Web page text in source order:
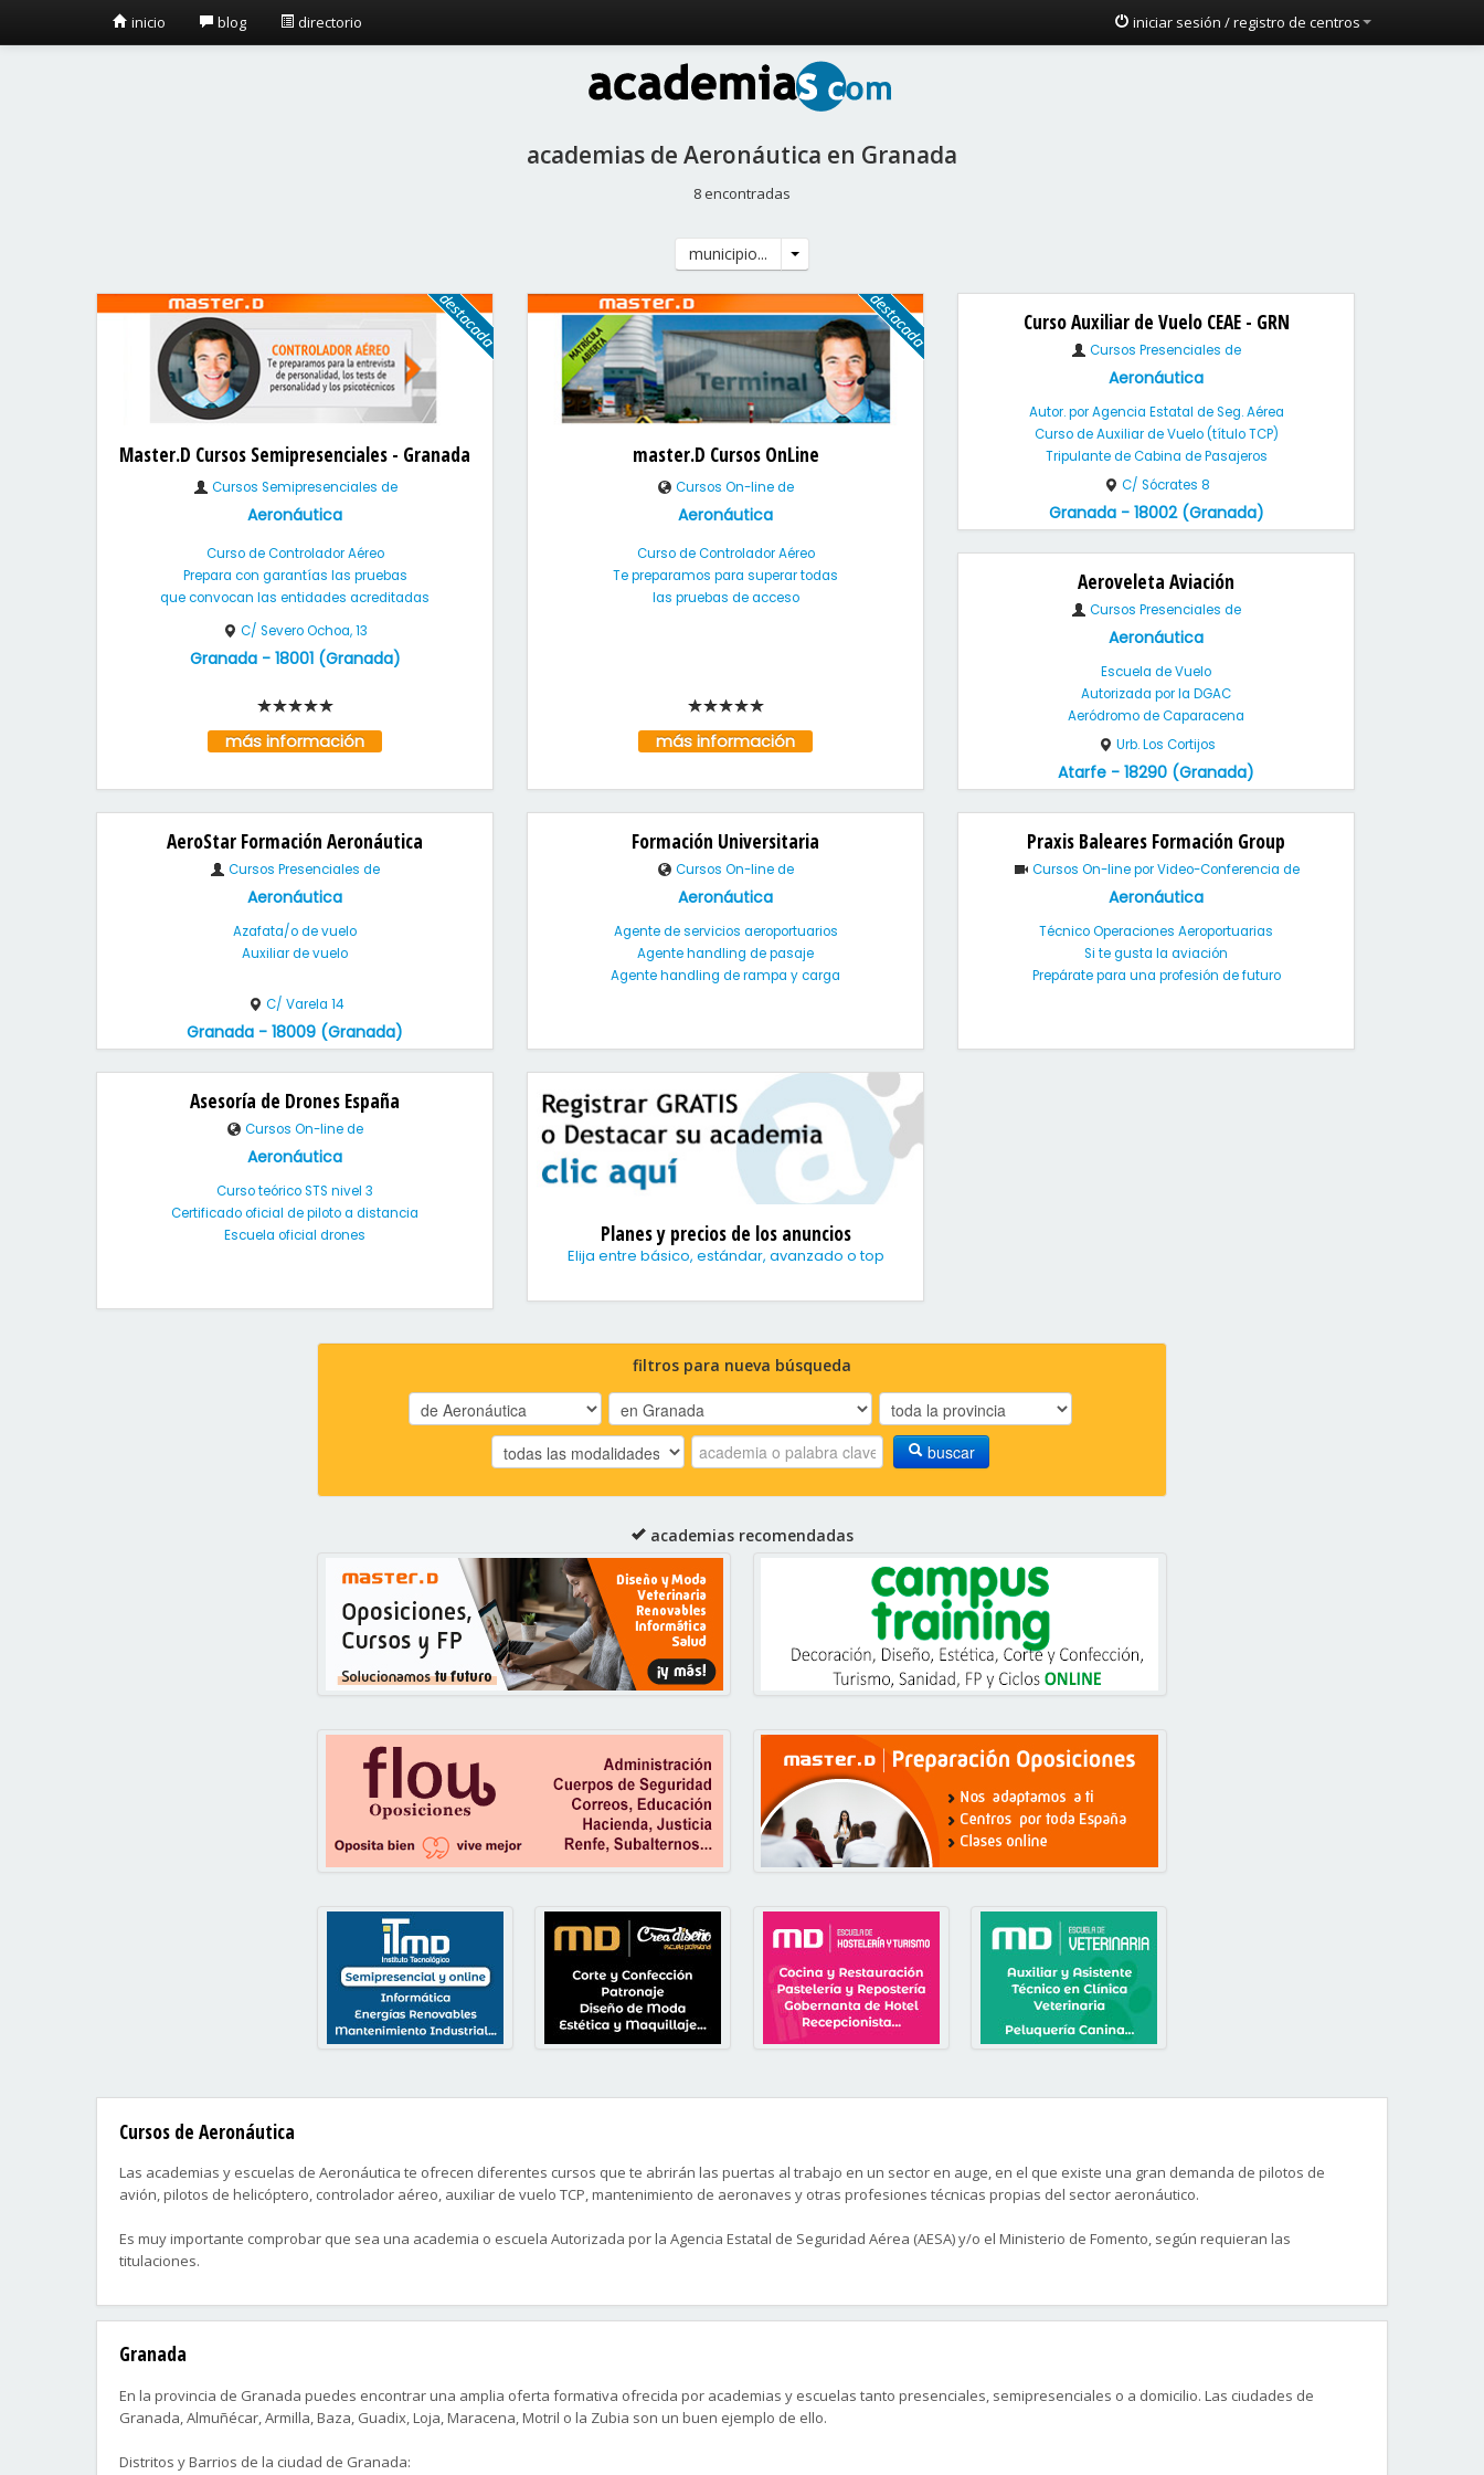
inicio blog directorio iniciar sesión / registro de centros
academias de Aeronáutica en Granada
8 encontradas
municipio...
Master.D Cursos Semipresenciales - Granada
Cursos Semipresenciales de
Aeronáutica
Curso de Controlador Aéreo
Prepara con garantías las pruebas
que convocan las entidades acreditadas
C/ Severo Ochoa, 13
Granada- 18001(Granada)
más información
master.D Cursos OnLine
Cursos On-line de
Aeronáutica
Curso de Controlador Aéreo
Te preparamos para superar todas
las pruebas de acceso
más información
Curso Auxiliar de Vuelo CEAE - GRN
Cursos Presenciales de
Aeronáutica
Autor. por Agencia Estatal de Seg. Aérea
Curso de Auxiliar de Vuelo (título TCP)
Tripulante de Cabina de Pasajeros
C/ Sócrates 8
Granada - 18002 (Granada)
Aeroveleta Aviación
Cursos Presenciales de
Aeronáutica
Escuela de Vuelo
Autorizada por la DGAC
Aeródromo de Caparacena
Urb. Los Cortijos
Atarfe - 18290 (Granada)
AeroStar Formación Aeronáutica
Cursos Presenciales de
Aeronáutica
Azafata/o de vuelo
Auxiliar de vuelo
C/ Varela 14
Granada - 18009 (Granada)
Formación Universitaria
Cursos On-line de
Aeronáutica
Agente de servicios aeroportuarios
Agente handling de pasaje
Agente handling de rampa y carga
Praxis Baleares Formación Group
Cursos On-line por Video-Conferencia de
Aeronáutica
Técnico Operaciones Aeroportuarias
Si te gusta la aviación
Prepárate para una profesión de futuro
Asesoría de Drones España
Cursos On-line de
Aeronáutica
Curso teórico STS nivel 3
Certificado oficial de piloto a distancia
Escuela oficial drones
Planes y precios de los anuncios
Elija entre básico, estándar, avanzado o top
filtros para nueva búsqueda
buscar
academias recomendadas
Cursos de Aeronáutica
Las academias y escuelas de Aeronáutica te ofrecen diferentes cursos que te abrirán las puertas al trabajo en un sector en auge, en el que existe una gran demanda de pilotos de
avión, pilotos de helicóptero, controlador aéreo, auxiliar de vuelo TCP, mantenimiento de aeronaves y otras profesiones técnicas propias del sector aeronáutico.
Es muy importante comprobar que sea una academia o escuela Autorizada por la Agencia Estatal de Seguridad Aérea (AESA) y/o el Ministerio de Fomento, según requieran las
titulaciones.
Granada
En la provincia de Granada puedes encontrar una amplia oferta formativa ofrecida por academias y escuelas tanto presenciales, semipresenciales o a domicilio. Las ciudades de
Granada, Almuñécar, Armilla, Baza, Guadix, Loja, Maracena, Motril o la Zubia son un buen ejemplo de ello.
Distritos y Barrios de la ciudad de Granada: